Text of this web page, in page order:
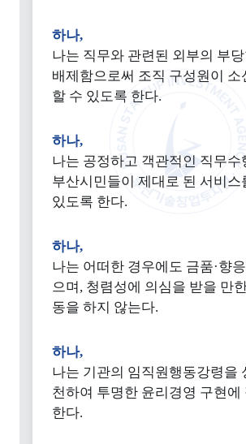
하나,
나는 직무와 관련된 외부의 부
배제함으로써 조직 구성원이 소
할 수 있도록 한다.
하나,
나는 공정하고 객관적인 직무수
부산시민들이 제대로 된 서비스
있도록 한다.
하나,
나는 어떠한 경우에도 금품·향
으며, 청렴성에 의심을 받을 만
동을 하지 않는다.
하나,
나는 기관의 임직원행동강령을
천하여 투명한 윤리경영 구현에
한다.